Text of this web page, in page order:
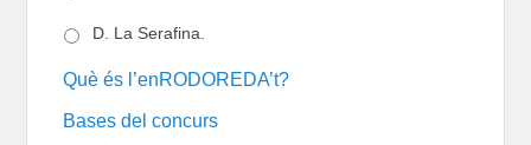
D. La Serafina.
Què és l’enRODOREDA’t?
Bases del concurs